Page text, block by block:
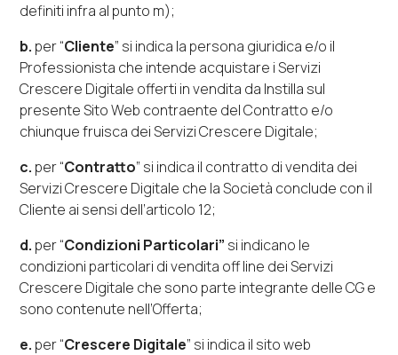
definiti infra al punto m);
b. per “Cliente” si indica la persona giuridica e/o il
Professionista che intende acquistare i Servizi
Crescere Digitale offerti in vendita da Instilla sul
presente Sito Web contraente del Contratto e/o
chiunque fruisca dei Servizi Crescere Digitale;
c. per “Contratto” si indica il contratto di vendita dei
Servizi Crescere Digitale che la Società conclude con il
Cliente ai sensi dell’articolo 12;
d. per “Condizioni Particolari” si indicano le
condizioni particolari di vendita off line dei Servizi
Crescere Digitale che sono parte integrante delle CG e
sono contenute nell’Offerta;
e. per “Crescere Digitale” si indica il sitoweb